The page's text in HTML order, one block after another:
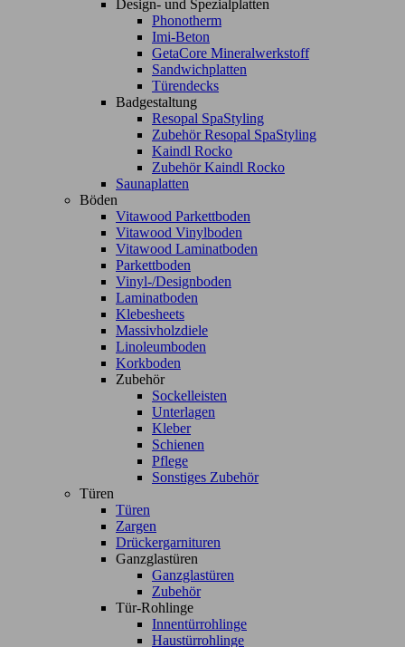
Design- und Spezialplatten
Phonotherm
Imi-Beton
GetaCore Mineralwerkstoff
Sandwichplatten
Türendecks
Badgestaltung
Resopal SpaStyling
Zubehör Resopal SpaStyling
Kaindl Rocko
Zubehör Kaindl Rocko
Saunaplatten
Böden
Vitawood Parkettboden
Vitawood Vinylboden
Vitawood Laminatboden
Parkettboden
Vinyl-/Designboden
Laminatboden
Klebesheets
Massivholzdiele
Linoleumboden
Korkboden
Zubehör
Sockelleisten
Unterlagen
Kleber
Schienen
Pflege
Sonstiges Zubehör
Türen
Türen
Zargen
Drückergarnituren
Ganzglastüren
Ganzglastüren
Zubehör
Tür-Rohlinge
Innentürrohlinge
Haustürrohlinge